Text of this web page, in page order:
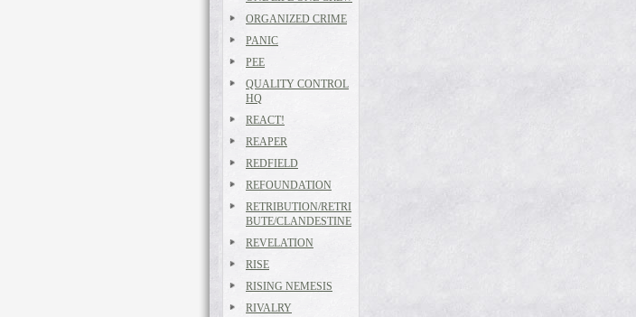
ORGANIZED CRIME
PANIC
PEE
QUALITY CONTROL
HQ
REACT!
REAPER
REDFIELD
REFOUNDATION
RETRIBUTION/RETRI
BUTE/CLANDESTINE
REVELATION
RISE
RISING NEMESIS
RIVALRY